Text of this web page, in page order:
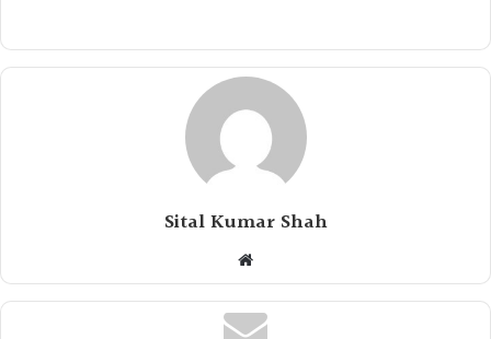
Sital Kumar Shah
Website